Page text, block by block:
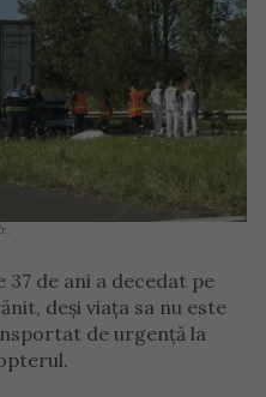
de ani a decedat pe
deși viața sa nu este
de urgență la